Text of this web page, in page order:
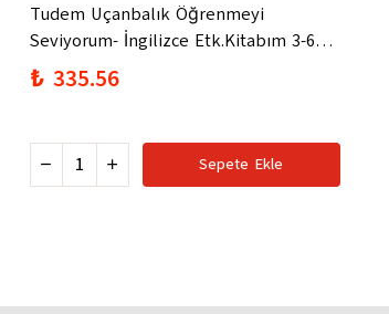
Tudem Uçanbalık Öğrenmeyi
Seviyorum- İngilizce Etk.Kitabım 3-6
Yaş 2019
₺ 335.56
Sepete Ekle